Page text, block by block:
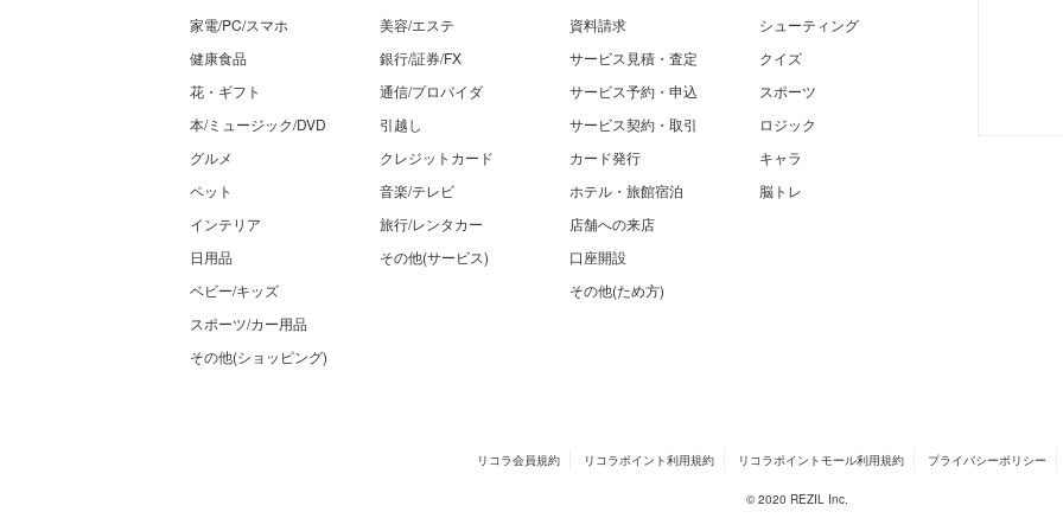
家電/PC/スマホ
健康食品
花・ギフト
本/ミュージック/DVD
グルメ
ペット
インテリア
日用品
ベビー/キッズ
スポーツ/カー用品
その他(ショッピング)
美容/エステ
銀行/証券/FX
通信/プロバイダ
引越し
クレジットカード
音楽/テレビ
旅行/レンタカー
その他(サービス)
資料請求
サービス見積・査定
サービス予約・申込
サービス契約・取引
カード発行
ホテル・旅館宿泊
店舗への来店
口座開設
その他(ため方)
シューティング
クイズ
スポーツ
ロジック
キャラ
脳トレ
リコラ会員規約 リコラポイント利用規約 リコラポイントモール利用規約 プライバシーポリシー
© 2020 REZIL Inc.